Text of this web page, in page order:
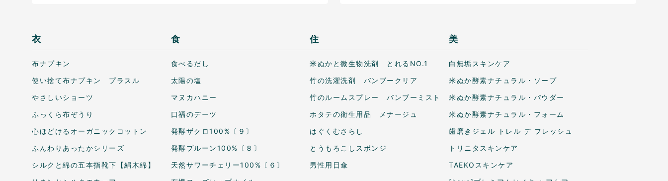
衣
布ナプキン
使い捨て布ナプキン プラスル
やさしいショーツ
ふっくら布ぞうり
心ほどけるオーガニックコットン
ふんわりあったかシリーズ
シルクと綿の五本指靴下【絹木綿】
食
食べるだし
太陽の塩
マヌカハニー
口福のデーツ
発酵ザクロ100%〔９〕
発酵プルーン100%〔８〕
天然サワーチェリー100%〔６〕
住
米ぬかと微生物洗剤 とれるNO.1
竹の洗濯洗剤 バンブークリア
竹のルームスプレー バンブーミスト
ホタテの衛生用品 メナージュ
はぐくむさらし
とうもろこしスポンジ
男性用日傘
美
白無垢スキンケア
米ぬか酵素ナチュラル・ソープ
米ぬか酵素ナチュラル・パウダー
米ぬか酵素ナチュラル・フォーム
歯磨きジェル トレル デ フレッシュ
トリニタスキンケア
TAEKOスキンケア